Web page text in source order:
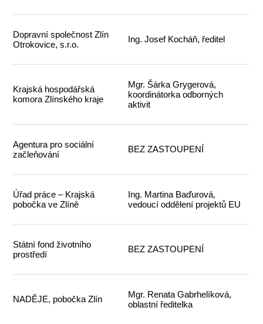
Dopravní společnost Zlín
Otrokovice, s.r.o.
Ing. Josef Kocháň, ředitel
Krajská hospodářská
komora Zlínského kraje
Mgr. Šárka Grygerová,
koordinátorka odborných
aktivit
Agentura pro sociální
začleňování
BEZ ZASTOUPENÍ
Úřad práce – Krajská
pobočka ve Zlíně
Ing. Martina Baďurová,
vedoucí oddělení projektů EU
Státní fond životního
prostředí
BEZ ZASTOUPENÍ
NADĚJE, pobočka Zlín
Mgr. Renata Gabrhelíková,
oblastní ředitelka